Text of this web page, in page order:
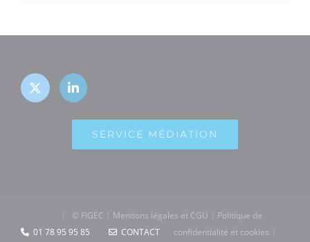
SERVICE MÉDIATION
© FIGEC Mentions légales et CGU
Politique de
confidentialité et cookies
01 78 95 95 85 CONTACT